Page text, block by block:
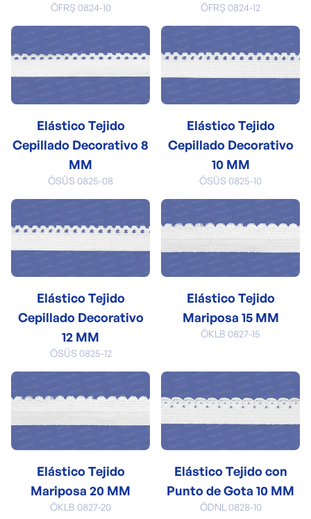
ÖFRŞ 0824-10 ÖFRŞ 0824-12
Elástico Tejido
Cepillado Decorativo 8
MM
ÖSÜS 0825-08
Elástico Tejido
Cepillado Decorativo
10 MM
ÖSÜS 0825-10
Elástico Tejido
Cepillado Decorativo
12 MM
ÖSÜS 0825-12
Elástico Tejido
Mariposa 15 MM
ÖKLB 0827-15
Elástico Tejido
Mariposa 20 MM
ÖKLB 0827-20
Elástico Tejido con
Punto de Gota 10 MM
ÖDNL 0828-10